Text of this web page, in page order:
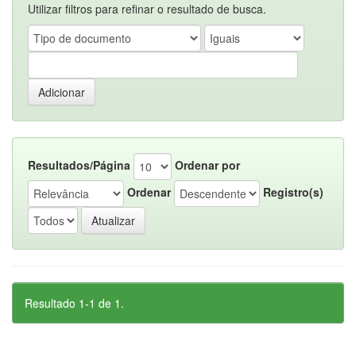
Utilizar filtros para refinar o resultado de busca.
Resultados/Página
Ordenar por
Ordenar
Registro(s)
Resultado 1-1 de 1.